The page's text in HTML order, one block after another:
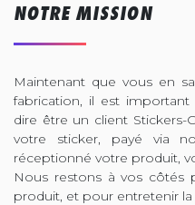
NOTRE MISSION
Maintenant que vous en
fabrication, il est
dire être un client Stickers-
votre sticker, payé via
réceptionné votre produit,
Nous restons à vos côtés
produit, et pour entretenir